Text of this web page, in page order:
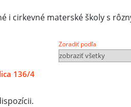
i cirkevné materské školy s
Zoradiť podľa
136/4